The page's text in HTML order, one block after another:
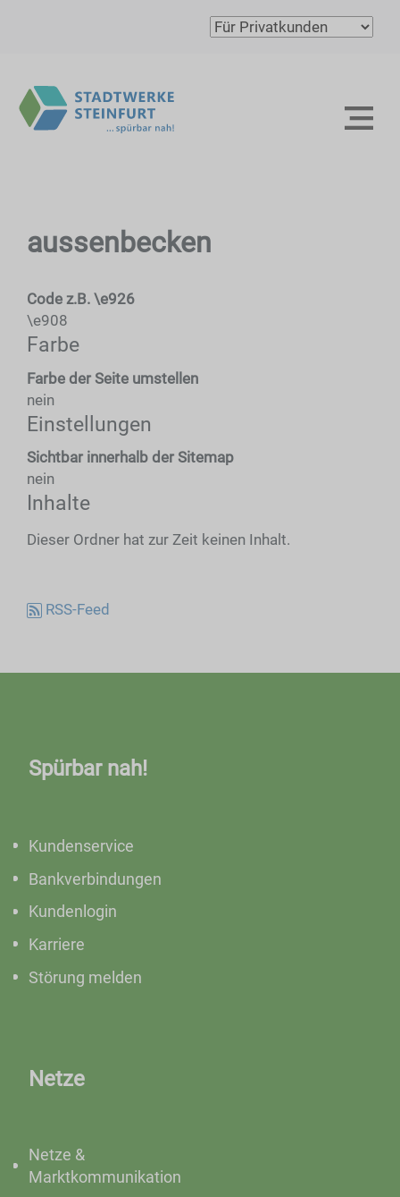
aussenbecken
Code z.B. \e926
\e908
Farbe
Farbe der Seite umstellen
nein
Einstellungen
Sichtbar innerhalb der Sitemap
nein
Inhalte
Dieser Ordner hat zur Zeit keinen Inhalt.
RSS-Feed
Spürbar nah!
Kundenservice
Bankverbindungen
Kundenlogin
Karriere
Störung melden
Netze
Netze &
Marktkommunikation